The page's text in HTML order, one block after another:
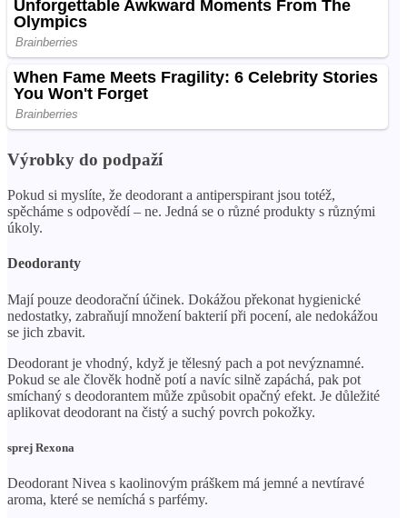
Výrobky do podpaží
Pokud si myslíte, že deodorant a antiperspirant jsou totéž,
spěcháme s odpovědí – ne. Jedná se o různé produkty s různými
úkoly.
Deodoranty
Mají pouze deodorační účinek. Dokážou překonat hygienické
nedostatky, zabraňují množení bakterií při pocení, ale nedokážou
se jich zbavit.
Deodorant je vhodný, když je tělesný pach a pot nevýznamné.
Pokud se ale člověk hodně potí a navíc silně zapáchá, pak pot
smíchaný s deodorantem může způsobit opačný efekt. Je důležité
aplikovat deodorant na čistý a suchý povrch pokožky.
sprej Rexona
Deodorant Nivea s kaolinovým práškem má jemné a nevtíravé
aroma, které se nemíchá s parfémy.